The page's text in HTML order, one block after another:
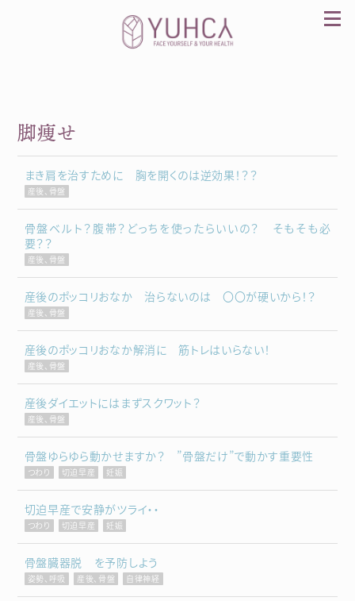
脚痩せ
まき肩を治すために 胸を開くのは逆効果！？？
産後、骨盤
骨盤ベルト？腹帯？どっちを使ったらいいの？ そもそも必
要？？
産後、骨盤
産後のポッコリおなか 治らないのは 〇〇が硬いから！？
産後、骨盤
産後のポッコリおなか解消に 筋トレはいらない！
産後、骨盤
産後ダイエットにはまずスクワット？
産後、骨盤
骨盤ゆらゆら動かせますか？ ”骨盤だけ”で動かす重要性
つわり 切迫早産 妊娠
切迫早産で安静がツライ・・
つわり 切迫早産 妊娠
骨盤臓器脱 を予防しよう
姿勢、呼吸 産後、骨盤 自律神経